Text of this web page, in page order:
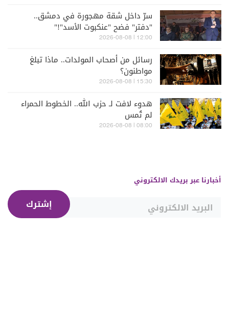
سرّ داخل شقة مهجورة في دمشق..
"دفتر" فضح "عنكبوت الأسد"!"
12:00 | 2026-08-08
رسائل من أصحاب المولدات.. ماذا تبلغ
مواطنون؟
15:30 | 2026-08-08
هدوء لافت لـ حزب الله.. الخطوط الحمراء
لم تُمس
08:00 | 2026-08-08
أخبارنا عبر بريدك الالكتروني
إشترك